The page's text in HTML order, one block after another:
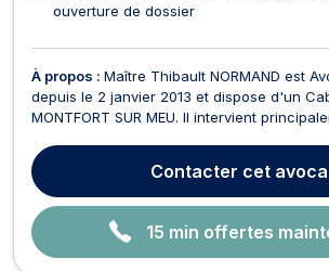
ouverture de dossier
À propos : Maître Thibault NORMAND est
depuis le 2 janvier 2013 et dispose d'un
MONTFORT SUR MEU. Il intervient
procédure, de la garde à vue à votre
juridiction pénale (Tribunal de Police,
Contacter cet
15 min offertes